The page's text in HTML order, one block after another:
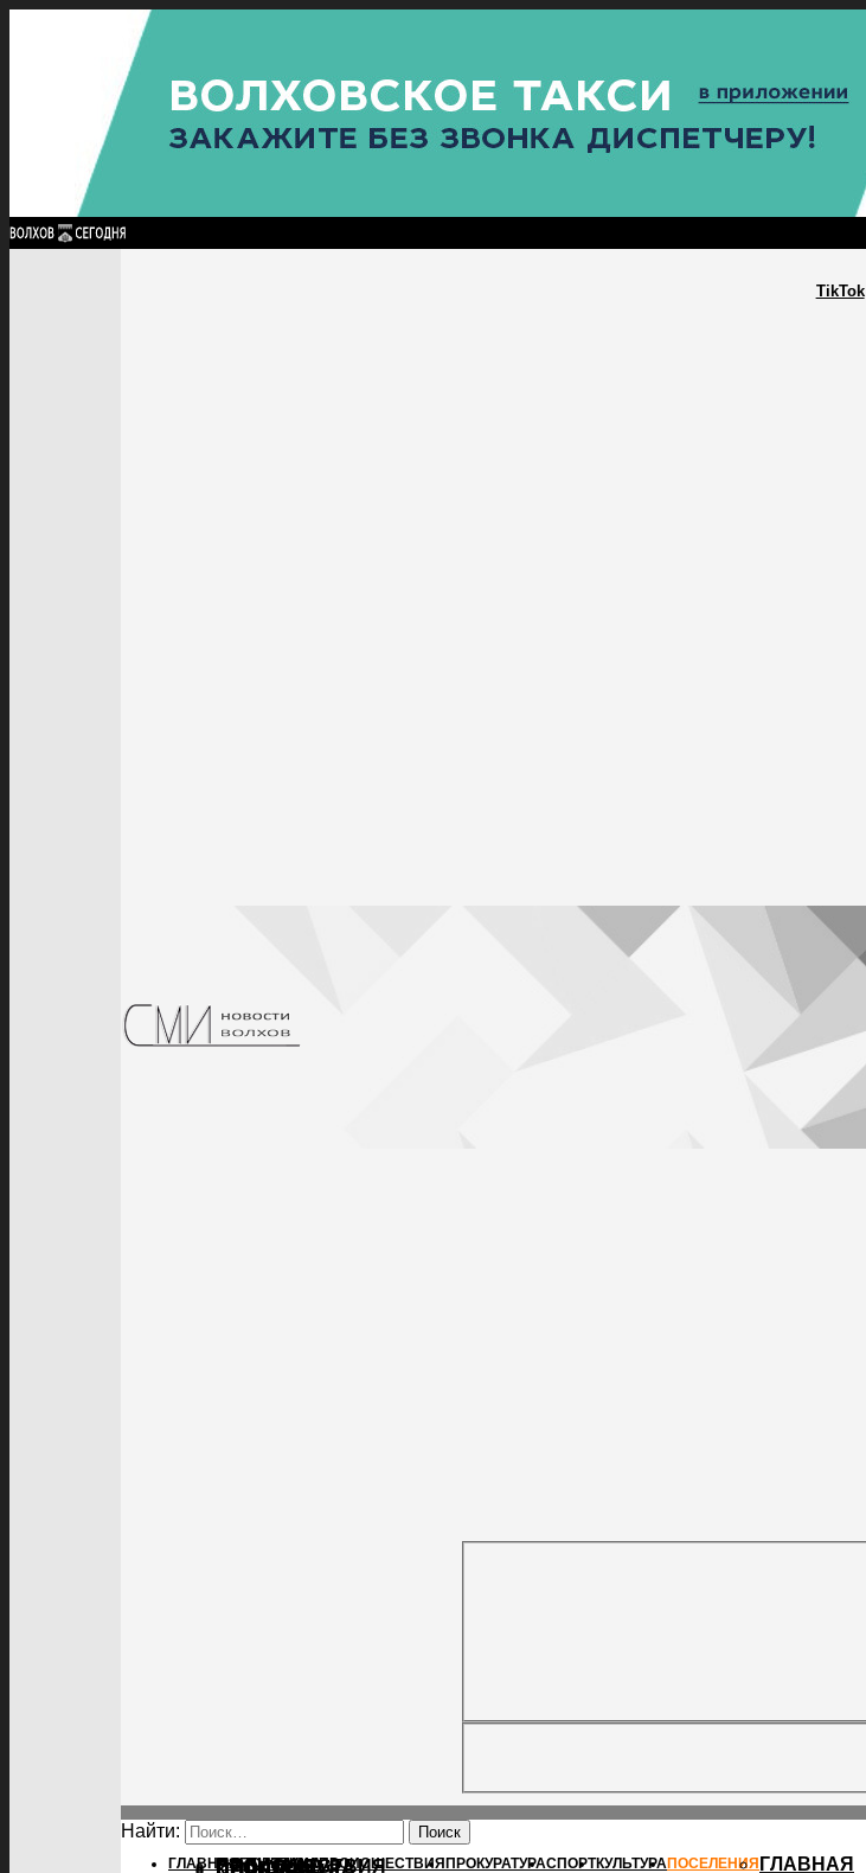
TikTok
Найти:
ГЛАВНАЯПОЛИТИКАПРОИСШЕСТВИЯ ПРОКУРАТУРАСПОРТКУЛЬТУРАПОСЕЛЕНИЯ ГЛАВНАЯ
ПОЛИТИКА
ПРОИСШЕСТВИЯ
ПРОКУРАТУРА
СПОРТ
ГЛАВНАЯ ПОЛИТИКАПРОИСШЕСТВИЯПРОКУРАТУРА СПОРТ КУЛЬТУРАПОСЕЛЕНИЯ ГЛАВНАЯ
ПОЛИТИКА
КУЛЬТУРА
ПОСЕЛЕНИЯ